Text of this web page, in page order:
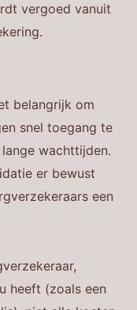
vergoed vanuit
belangrijk om
snel toegang te
wachttijden.
er bewust
een
heeft (zoals een